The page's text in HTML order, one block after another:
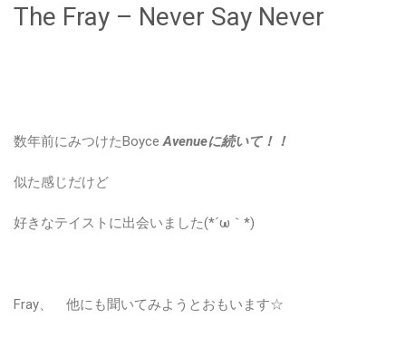
The Fray – Never Say Never
数年前にみつけたBoyceAvenueに続いて！！
似た感じだけど
好きなテイストに出会いました(*´ω｀*)
Fray、 他にも聞いてみようとおもいます☆